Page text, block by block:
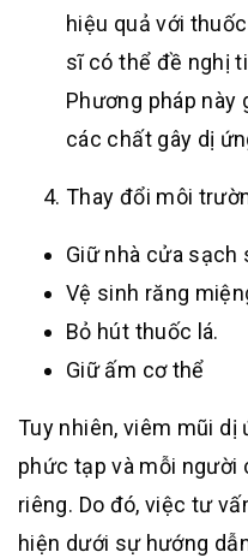
hiệu quả với
sĩ có thể đề nghị
Phương pháp này
các chất gây dị
Thay đổi môi
Giữ nhà cửa sạch
Vệ sinh răng
Bỏ hút thuốc lá.
Giữ ấm cơ thể
Tuy nhiên, viêm mũi
phức tạp và mỗi người
riêng. Do đó, việc tư
hiện dưới sự hướng